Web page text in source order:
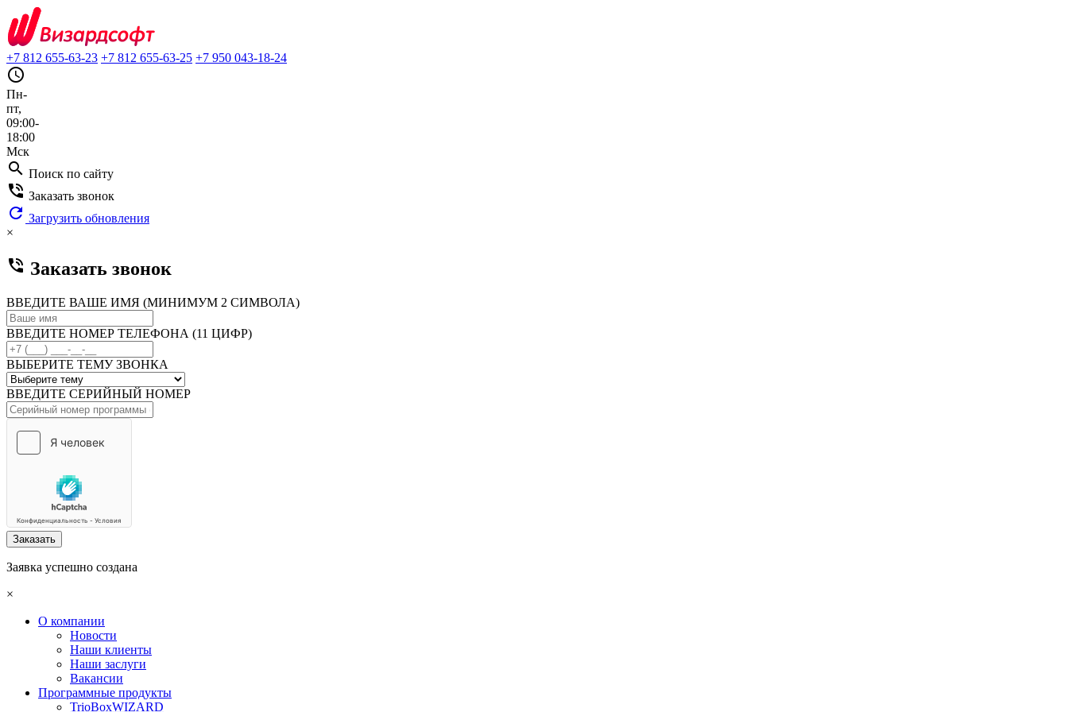
+7 812 655-63-23 +7 812 655-63-25 +7 950 043-18-24
query_builder
Пн-
пт,
09:00-
18:00
Мск
search Поиск по сайту
phone_in_talk Заказать звонок
refresh Загрузить обновления
×
phone_in_talk Заказать звонок
ВВЕДИТЕ ВАШЕ ИМЯ (МИНИМУМ 2 СИМВОЛА)
ВВЕДИТЕ НОМЕР ТЕЛЕФОНА (11 ЦИФР)
ВЫБЕРИТЕ ТЕМУ ЗВОНКА
ВВЕДИТЕ СЕРИЙНЫЙ НОМЕР
Заказать
Заявка успешно создана
×
О компании
Новости
Наши клиенты
Наши заслуги
Вакансии
Программные продукты
TrioBoxWIZARD